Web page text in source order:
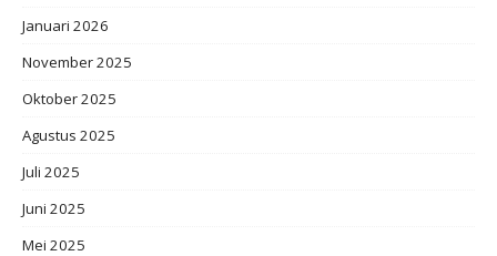
Januari 2026
November 2025
Oktober 2025
Agustus 2025
Juli 2025
Juni 2025
Mei 2025